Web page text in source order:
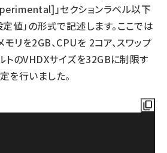
」セクションラベル以下
値」の形式で記述します。ここでは
モリを2GB、CPUを 2コア、スワップ
トのVHDXサイズを32GBに制限す
を行いました。